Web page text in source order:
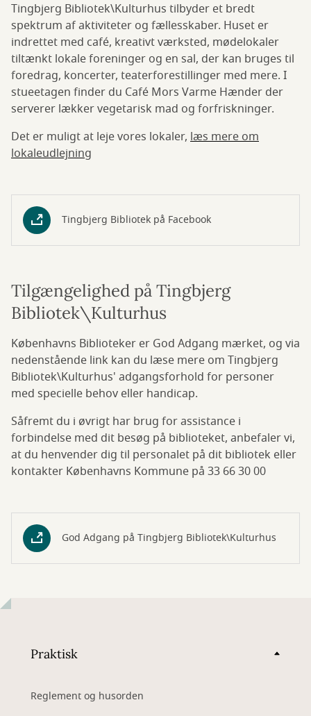
Tingbjerg Bibliotek\Kulturhus tilbyder et bredt
spektrum af aktiviteter og fællesskaber. Huset er
indrettet med café, kreativt værksted, mødelokaler
tiltænkt lokale foreninger og en sal, der kan bruges til
foredrag, koncerter, teaterforestillinger med mere. I
stueetagen finder du Café Mors Varme Hænder der
serverer lækker vegetarisk mad og forfriskninger.
Det er muligt at leje vores lokaler, læs mere om
lokaleudlejning
Tingbjerg Bibliotek på Facebook
Tilgængelighed på Tingbjerg
Bibliotek\Kulturhus
Københavns Biblioteker er God Adgang mærket, og via
nedenstående link kan du læse mere om Tingbjerg
Bibliotek\Kulturhus' adgangsforhold for personer
med specielle behov eller handicap.
Såfremt du i øvrigt har brug for assistance i
forbindelse med dit besøg på biblioteket, anbefaler vi,
at du henvender dig til personalet på dit bibliotek eller
kontakter Københavns Kommune på 33 66 30 00
God Adgang på Tingbjerg Bibliotek\Kulturhus
Praktisk
Reglement og husorden